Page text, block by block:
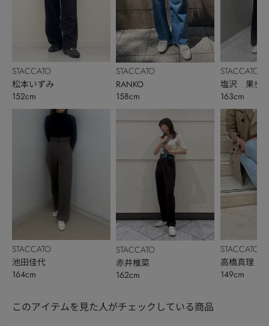
STACCATO
松本いずみ
152cm
STACCATO
池田佳代
164cm
STACCATO
RANKO
158cm
STACCATO
赤井椎菜
162cm
STACCATO
塩沢 果歩
163cm
STACCATO
高橋真理
149cm
このアイテムを見た人がチェックしている商品